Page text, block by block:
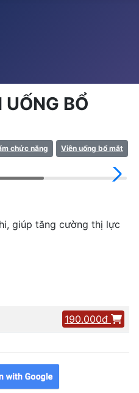
BỔ
chức năng Viên uống bổ mắt
giúp tăng cường thị lực
190.000đ